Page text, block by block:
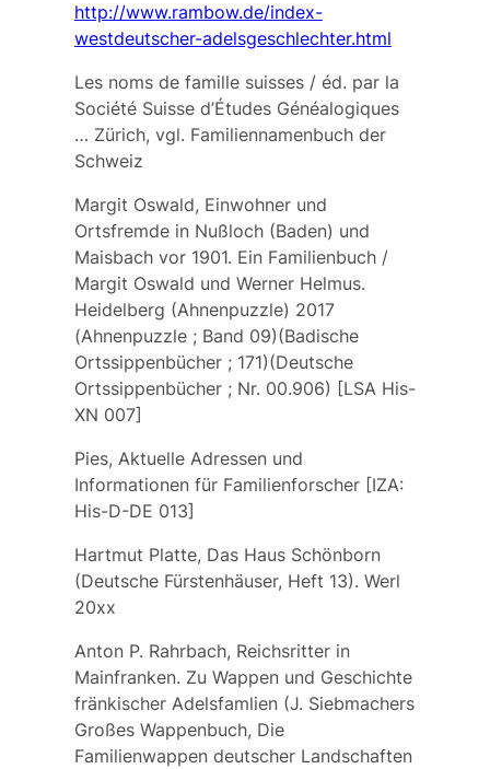
http://www.rambow.de/index-
westdeutscher-adelsgeschlechter.html
Les noms de famille suisses / éd. par la
Société Suisse d’Études Généalogiques
… Zürich, vgl. Familiennamenbuch der
Schweiz
Margit Oswald, Einwohner und
Ortsfremde in Nußloch (Baden) und
Maisbach vor 1901. Ein Familienbuch /
Margit Oswald und Werner Helmus.
Heidelberg (Ahnenpuzzle) 2017
(Ahnenpuzzle ; Band 09)(Badische
Ortssippenbücher ; 171)(Deutsche
Ortssippenbücher ; Nr. 00.906) [LSA His-
XN 007]
Pies, Aktuelle Adressen und
Informationen für Familienforscher [IZA:
His-D-DE 013]
Hartmut Platte, Das Haus Schönborn
(Deutsche Fürstenhäuser, Heft 13). Werl
20xx
Anton P. Rahrbach, Reichsritter in
Mainfranken. Zu Wappen und Geschichte
fränkischer Adelsfamlien (J. Siebmachers
Großes Wappenbuch, Die
Familienwappen deutscher Landschaften